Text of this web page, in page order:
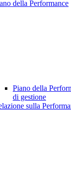
della Performance
Piano della
di gestione
sulla